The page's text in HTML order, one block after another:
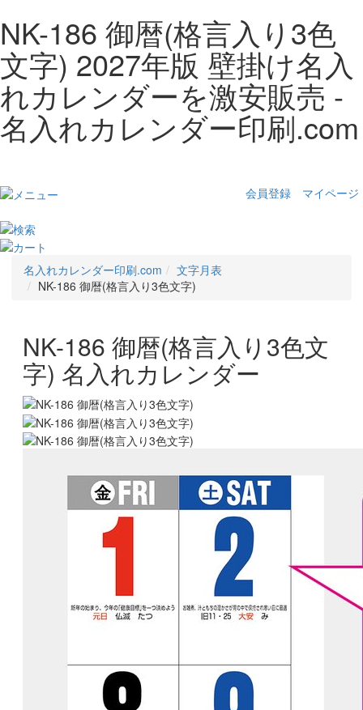
NK-186 御暦(格言入り3色
文字) 2027年版 壁掛け名入
れカレンダーを激安販売 -
名入れカレンダー印刷.com
会員登録 マイページ
名入れカレンダー印刷.com
文字月表
NK-186 御暦(格言入り3色文字)
NK-186 御暦(格言入り3色文
字) 名入れカレンダー